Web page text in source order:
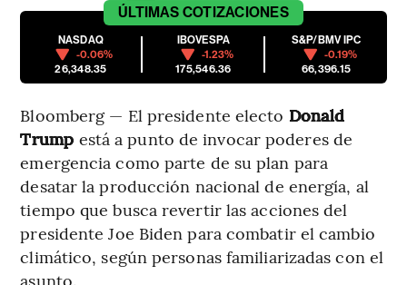
ÚLTIMAS COTIZACIONES
NASDAQ
-0.06%
26,348.35
IBOVESPA
-1.23%
175,546.36
S&P/BMV IPC
-0.19%
66,396.15
Bloomberg — El presidente electo Donald
Trump está a punto de invocar poderes de
emergencia como parte de su plan para
desatar la producción nacional de energía, al
tiempo que busca revertir las acciones del
presidente Joe Biden para combatir el cambio
climático, según personas familiarizadas con el
asunto.